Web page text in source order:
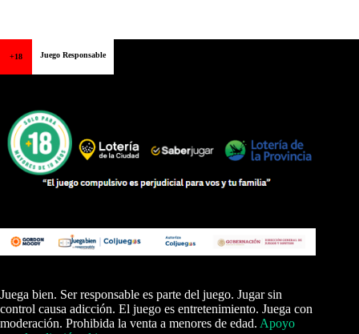
+18 Juego Responsable
Juega bien. Ser responsable es parte del juego. Jugar sin
control causa adicción. El juego es entretenimiento. Juega con
moderación. Prohibida la venta a menores de edad. Apoyo